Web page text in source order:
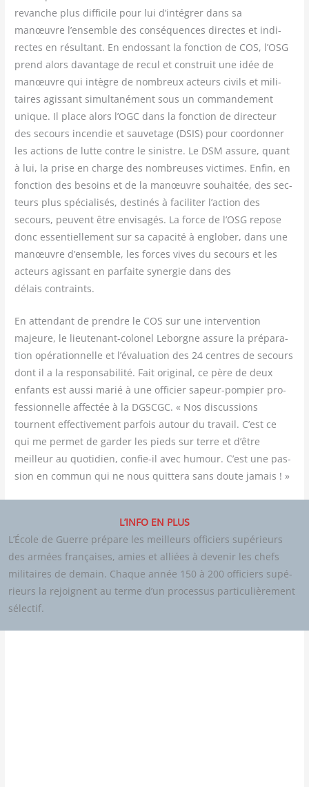
revanche plus dif­fi­cile pour lui d’intégrer dans sa
manœuvre l’ensemble des consé­quences directes et indi­
rectes en résul­tant. En endos­sant la fonc­tion de COS, l’OSG
prend alors davan­tage de recul et construit une idée de
manœuvre qui intègre de nom­breux acteurs civils et mili­
taires agis­sant simul­ta­né­ment sous un com­man­de­ment
unique. Il place alors l’OGC dans la fonc­tion de direc­teur
des secours incen­die et sau­ve­tage (DSIS) pour coor­don­ner
les actions de lutte contre le sinistre. Le DSM assure, quant
à lui, la prise en charge des nom­breuses vic­times. Enfin, en
fonc­tion des besoins et de la manœuvre sou­hai­tée, des sec­
teurs plus spé­cia­li­sés, des­ti­nés à faci­li­ter l’action des
secours, peuvent être envi­sa­gés. La force de l’OSG repose
donc essen­tiel­le­ment sur sa capa­ci­té à englo­ber, dans une
manœuvre d’ensemble, les forces vives du secours et les
acteurs agis­sant en par­faite syner­gie dans des
délais contraints.
En atten­dant de prendre le COS sur une inter­ven­tion
majeure, le lieu­te­nant-colo­nel Leborgne assure la pré­pa­ra­
tion opé­ra­tion­nelle et l’évaluation des 24 centres de secours
dont il a la res­pon­sa­bi­li­té. Fait ori­gi­nal, ce père de deux
enfants est aus­si marié à une offi­cier sapeur-pom­pier pro­
fes­sion­nelle affec­tée à la DGSCGC. « Nos dis­cus­sions
tournent effec­ti­ve­ment par­fois autour du tra­vail. C’est ce
qui me per­met de gar­der les pieds sur terre et d’être
meilleur au quo­ti­dien, confie-il avec humour. C’est une pas­
sion en com­mun qui ne nous quit­te­ra sans doute jamais ! »
L’INFO EN PLUS
L’École de Guerre pré­pare les meilleurs offi­ciers supé­rieurs
des armées fran­çaises, amies et alliées à deve­nir les chefs
mili­taires de demain. Chaque année 150 à 200 offi­ciers supé­
rieurs la rejoignent au terme d’un pro­ces­sus par­ti­cu­liè­re­ment
sélectif.